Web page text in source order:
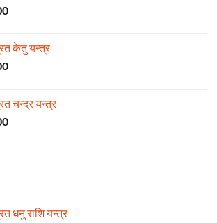
केतु यन्त्र
चन्द्र यन्त्र
धनु राशि यन्त्र